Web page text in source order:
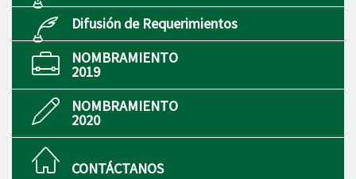
Difusión de Requerimientos
NOMBRAMIENTO
2019
NOMBRAMIENTO
2020
CONTÁCTANOS